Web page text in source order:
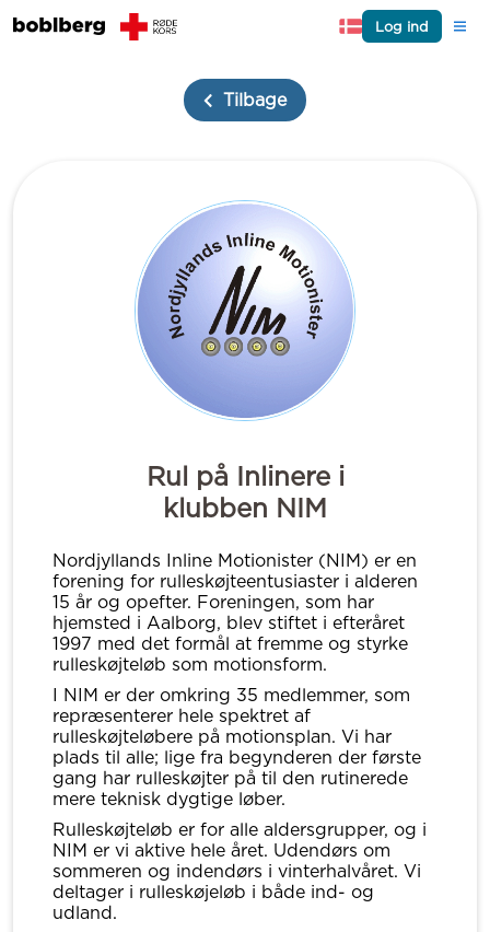
Log ind
Tilbage
Rul på Inlinere i
klubben NIM
Nordjyllands Inline Motionister (NIM) er en
forening for rulleskøjteentusiaster i alderen
15 år og opefter. Foreningen, som har
hjemsted i Aalborg, blev stiftet i efteråret
1997 med det formål at fremme og styrke
rulleskøjteløb som motionsform.
I NIM er der omkring 35 medlemmer, som
repræsenterer hele spektret af
rulleskøjteløbere på motionsplan. Vi har
plads til alle; lige fra begynderen der første
gang har rulleskøjter på til den rutinerede
mere teknisk dygtige løber.
Rulleskøjteløb er for alle aldersgrupper, og i
NIM er vi aktive hele året. Udendørs om
sommeren og indendørs i vinterhalvåret. Vi
deltager i rulleskøjeløb i både ind- og
udland.